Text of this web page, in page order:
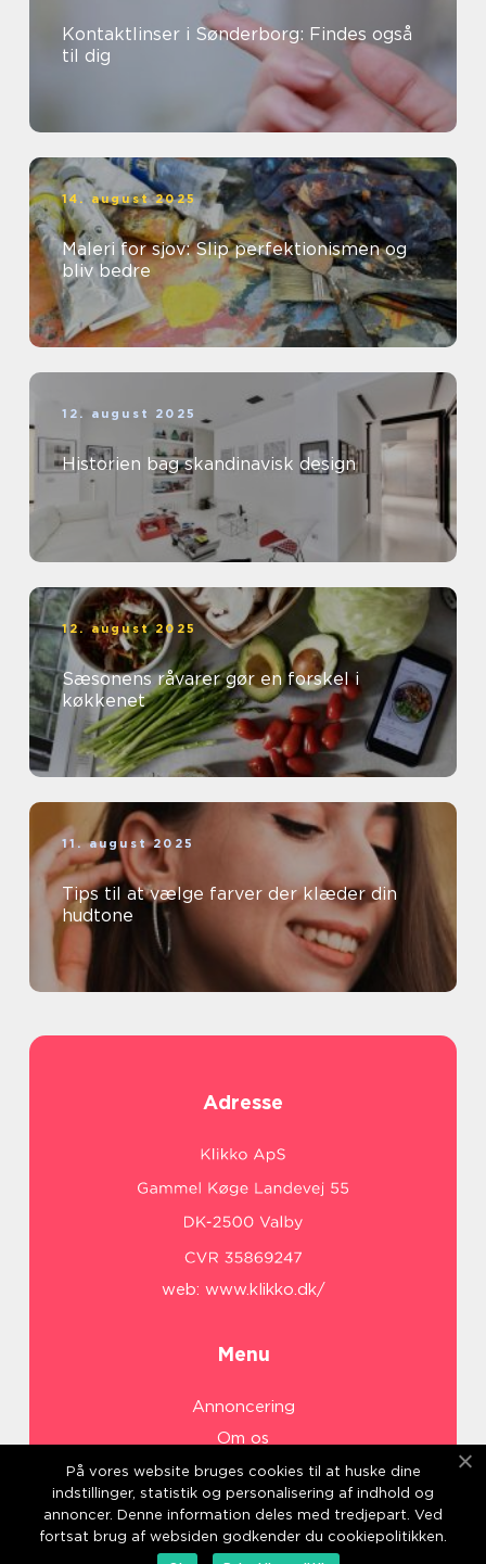
Kontaktlinser i Sønderborg: Findes også
til dig
14. august 2025
Maleri for sjov: Slip perfektionismen og
bliv bedre
12. august 2025
Historien bag skandinavisk design
12. august 2025
Sæsonens råvarer gør en forskel i
køkkenet
11. august 2025
Tips til at vælge farver der klæder din
hudtone
Adresse
web: www.klikko.dk/
Menu
Annoncering
Om os
Cookies
Kontakt os
Sitemap
På vores website bruges cookies til at huske dine
indstillinger, statistik og personalisering af indhold og
annoncer. Denne information deles med tredjepart. Ved
fortsat brug af websiden godkender du cookiepolitikken.